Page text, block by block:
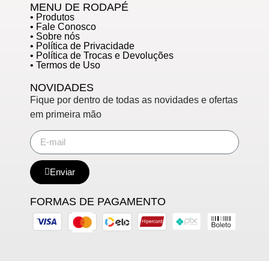
MENU DE RODAPÉ
• Produtos
• Fale Conosco
• Sobre nós
• Política de Privacidade
• Política de Trocas e Devoluções
• Termos de Uso
NOVIDADES
Fique por dentro de todas as novidades e ofertas
em primeira mão
Enviar
FORMAS DE PAGAMENTO